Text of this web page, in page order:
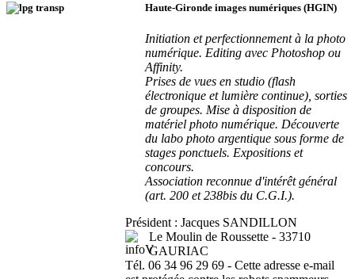
Haute-Gironde images numériques (HGIN)
Initiation et perfectionnement à la photo
numérique. Editing avec Photoshop ou
Affinity.
Prises de vues en studio (flash
électronique et lumière continue), sorties
de groupes. Mise à disposition de
matériel photo numérique. Découverte
du labo photo argentique sous forme de
stages ponctuels. Expositions et
concours.
Association reconnue d'intérêt général
(art. 200 et 238bis du C.G.I.).
Président : Jacques SANDILLON
Le Moulin de Roussette - 33710
GAURIAC
Tél. 06 34 96 29 69 - Cette adresse e-mail